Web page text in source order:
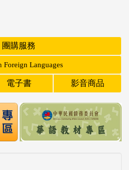
團購服務
Foreign Languages
電子書 影音商品